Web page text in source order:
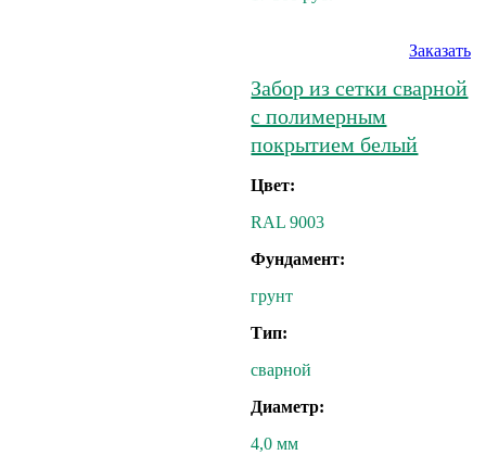
Заказать
Забор из сетки сварной
с полимерным
покрытием белый
Цвет:
RAL 9003
Фундамент:
грунт
Тип:
сварной
Диаметр:
4,0 мм